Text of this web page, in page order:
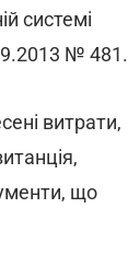
системі
№ 481.
витрати,
що